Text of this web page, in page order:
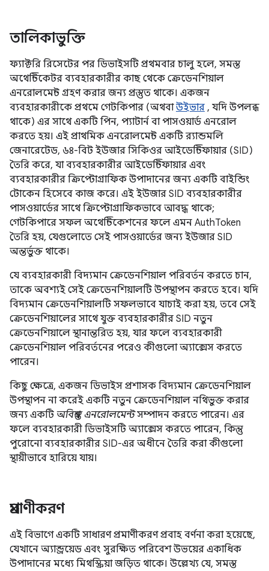
তালিকাভুক্তি
ফ্যাক্টরি রিসেটের পর ডিভাইসটি প্রথমবার চালু হলে, সমস্ত
অথেন্টিকেটর ব্যবহারকারীর কাছ থেকে ক্রেডেনশিয়াল
এনরোলমেন্ট গ্রহণ করার জন্য প্রস্তুত থাকে। একজন
ব্যবহারকারীকে প্রথমে গেটকিপার (অথবাউইভার , যদি উপলব্ধ
থাকে) এর সাথে একটি পিন, প্যাটার্ন বা পাসওয়ার্ড এনরোল
করতে হয়। এই প্রাথমিক এনরোলমেন্ট একটি র‍্যান্ডমলি
জেনারেটেড, ৬৪-বিট ইউজার সিকিওর আইডেন্টিফায়ার (SID)
তৈরি করে, যা ব্যবহারকারীর আইডেন্টিফায়ার এবং
ব্যবহারকারীর ক্রিপ্টোগ্রাফিক উপাদানের জন্য একটি বাইন্ডিং
টোকেন হিসেবে কাজ করে। এই ইউজার SID ব্যবহারকারীর
পাসওয়ার্ডের সাথে ক্রিপ্টোগ্রাফিকভাবে আবদ্ধ থাকে;
গেটকিপারে সফল অথেন্টিকেশনের ফলে এমন AuthToken
তৈরি হয়, যেগুলোতে সেই পাসওয়ার্ডের জন্য ইউজার SID
অন্তর্ভুক্ত থাকে।
যে ব্যবহারকারী বিদ্যমান ক্রেডেনশিয়াল পরিবর্তন করতে চান,
তাকে অবশ্যই সেই ক্রেডেনশিয়ালটি উপস্থাপন করতে হবে। যদি
বিদ্যমান ক্রেডেনশিয়ালটি সফলভাবে যাচাই করা হয়, তবে সেই
ক্রেডেনশিয়ালের সাথে যুক্ত ব্যবহারকারীর SID নতুন
ক্রেডেনশিয়ালে স্থানান্তরিত হয়, যার ফলে ব্যবহারকারী
ক্রেডেনশিয়াল পরিবর্তনের পরেও কীগুলো অ্যাক্সেস করতে
পারেন।
কিছু ক্ষেত্রে, একজন ডিভাইস প্রশাসক বিদ্যমান ক্রেডেনশিয়াল
উপস্থাপন না করেই একটি নতুন ক্রেডেনশিয়াল নথিভুক্ত করার
জন্য একটি অবিশ্বস্ত এনরোলমেন্টসম্পাদন করতে পারেন। এর
ফলে ব্যবহারকারী ডিভাইসটি অ্যাক্সেস করতে পারেন, কিন্তু
পুরোনো ব্যবহারকারীর SID-এর অধীনে তৈরি করা কীগুলো
স্থায়ীভাবে হারিয়ে যায়।
প্রমাণীকরণ
এই বিভাগে একটি সাধারণ প্রমাণীকরণ প্রবাহ বর্ণনা করা হয়েছে,
যেখানে অ্যান্ড্রয়েড এবং সুরক্ষিত পরিবেশ উভয়ের একাধিক
উপাদানের মধ্যে মিথস্ক্রিয়া জড়িত থাকে। উল্লেখ্য যে, সমস্ত